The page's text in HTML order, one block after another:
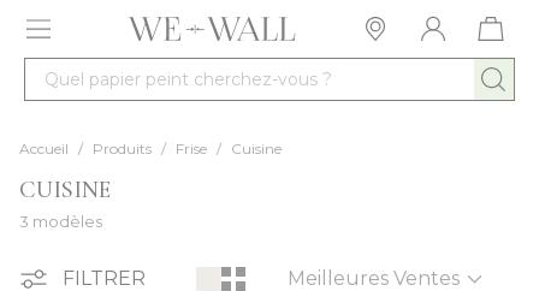
Allez au contenu
Quel papier peint cherchez-vous ?
Accueil / Produits / Frise / Cuisine
CUISINE
3 modèles
FILTRER Trier par